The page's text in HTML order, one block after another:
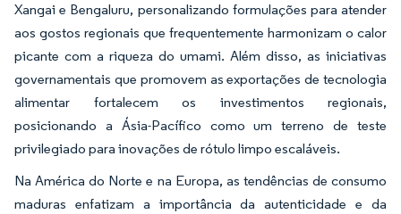
Xangai e Bengaluru, personalizando formulações para atender
aos gostos regionais que frequentemente harmonizam o calor
picante com a riqueza do umami. Além disso, as iniciativas
governamentais que promovem as exportações de tecnologia
alimentar fortalecem os investimentos regionais,
posicionando a Ásia-Pacífico como um terreno de teste
privilegiado para inovações de rótulo limpo escaláveis.
Na América do Norte e na Europa, as tendências de consumo
maduras enfatizam a importância da autenticidade e da